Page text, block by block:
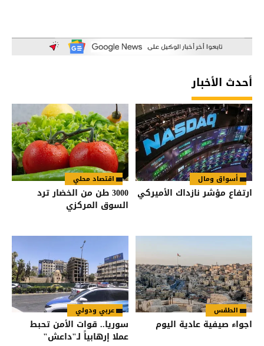
أحدث الأخبار
أسواق ومال
ارتفاع مؤشر نازداك الأميركي
اقتصاد محلي
3000 طن من الخضار ترد
السوق المركزي
الطقس
اجواء صيفية عادية اليوم
عربي ودولي
سوريا.. قوات الأمن تحبط
عملا إرهابياً لـ"داعش"